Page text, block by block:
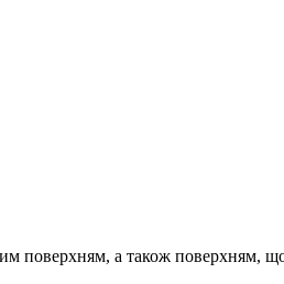
поверхням, а також поверхням,